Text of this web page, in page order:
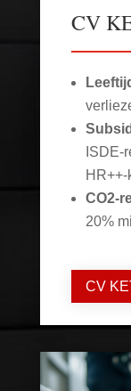
CV
ISDE-
HR++-
CO2-
20%
CV